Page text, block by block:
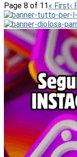
Page 8 of 11« First‹